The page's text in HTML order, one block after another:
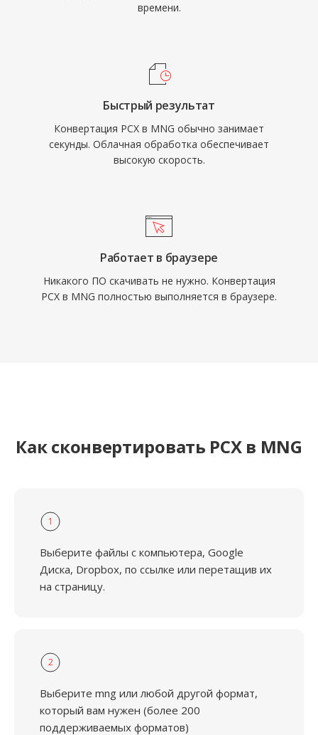
времени.
Быстрый результат
Конвертация PCX в MNG обычно занимает
секунды. Облачная обработка обеспечивает
высокую скорость.
Работает в браузере
Никакого ПО скачивать не нужно. Конвертация
PCX в MNG полностью выполняется в браузере.
Как сконвертировать PCX в MNG
1
Выберите файлы с компьютера, Google
Диска, Dropbox, по ссылке или перетащив их
на страницу.
2
Выберите mng или любой другой формат,
который вам нужен (более 200
поддерживаемых форматов)